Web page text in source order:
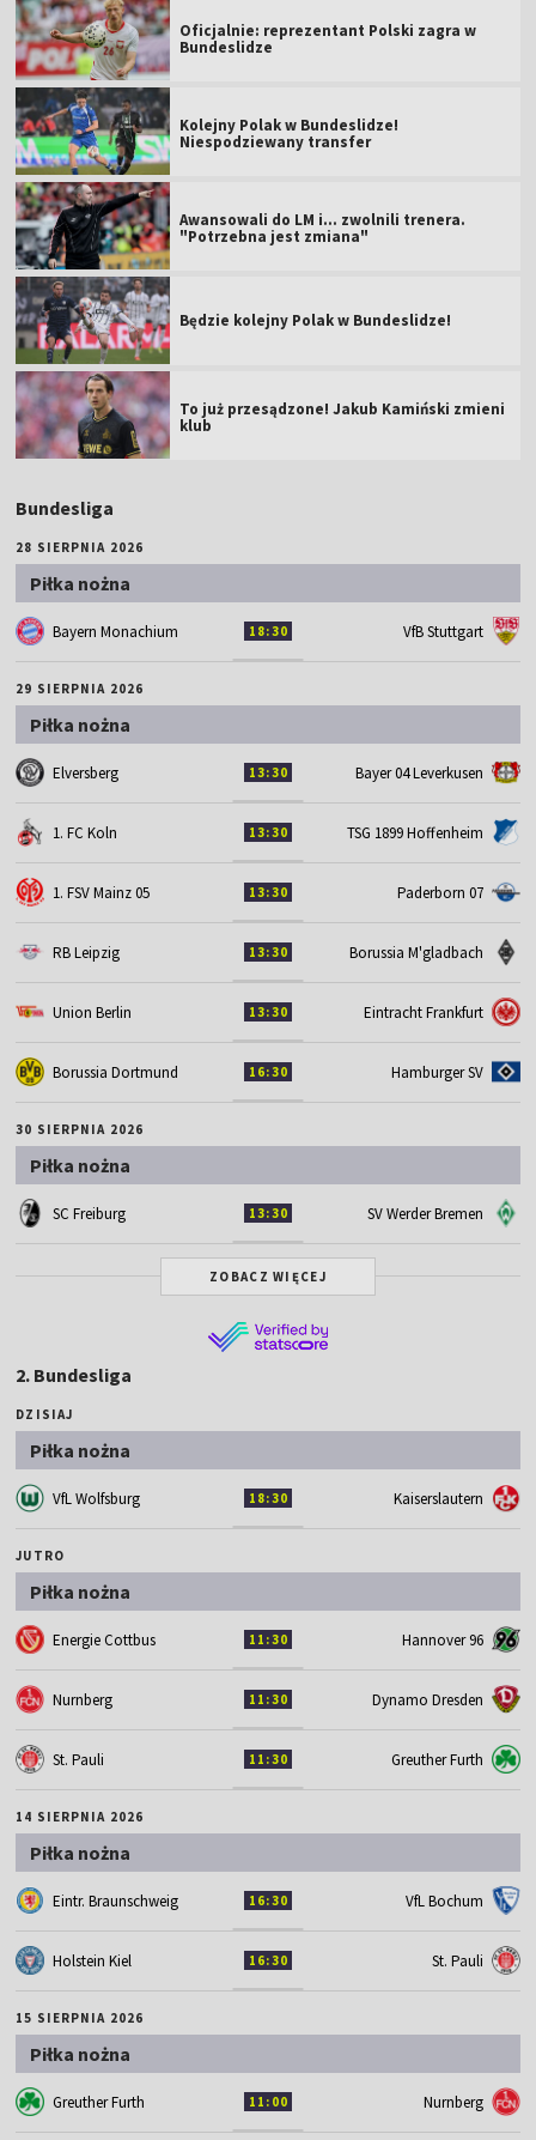
Oficjalnie: reprezentant Polski zagra w
Bundeslidze
Kolejny Polak w Bundeslidze!
Niespodziewany transfer
Awansowali do LM i... zwolnili trenera.
"Potrzebna jest zmiana"
Będzie kolejny Polak w Bundeslidze!
To już przesądzone! Jakub Kamiński zmieni
klub
Bundesliga
28 SIERPNIA 2026
Piłka nożna
Bayern Monachium 18:30 VfB Stuttgart
29 SIERPNIA 2026
Piłka nożna
Elversberg 13:30 Bayer 04 Leverkusen
1. FC Koln 13:30 TSG 1899 Hoffenheim
1. FSV Mainz 05 13:30 Paderborn 07
RB Leipzig 13:30 Borussia M'gladbach
Union Berlin 13:30 Eintracht Frankfurt
Borussia Dortmund 16:30 Hamburger SV
30 SIERPNIA 2026
Piłka nożna
SC Freiburg 13:30 SV Werder Bremen
ZOBACZ WIĘCEJ
2. Bundesliga
DZISIAJ
Piłka nożna
VfL Wolfsburg 18:30 Kaiserslautern
JUTRO
Piłka nożna
Energie Cottbus 11:30 Hannover 96
Nurnberg 11:30 Dynamo Dresden
St. Pauli 11:30 Greuther Furth
14 SIERPNIA 2026
Piłka nożna
Eintr. Braunschweig 16:30 VfL Bochum
Holstein Kiel 16:30 St. Pauli
15 SIERPNIA 2026
Piłka nożna
Greuther Furth 11:00 Nurnberg